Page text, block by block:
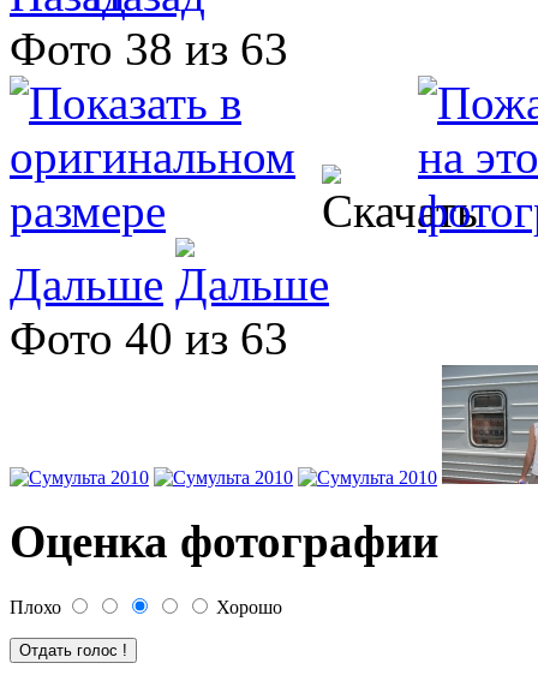
Фото 38 из 63
Дальше
Фото 40 из 63
Оценка фотографии
Плохо Хорошо